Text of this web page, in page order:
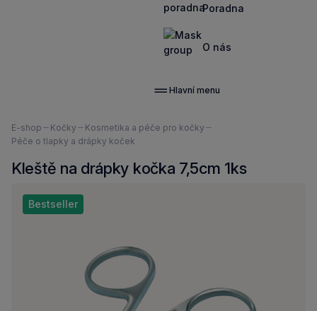
Poradna
O nás
Hlavní menu
Nacházíte
se
E-shop Kočky
Kosmetika a péče pro kočky
Péče o tlapky a drápky koček
Kleště na drápky kočka 7,5cm 1ks
Bestseller